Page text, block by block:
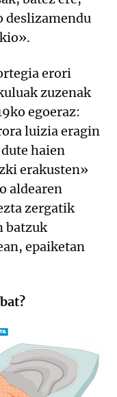
deslizamendu
erori
zuzenak
egoeraz:
luizia eragin
haien
erakusten»
aldearen
zergatik
batzuk
epaiketan